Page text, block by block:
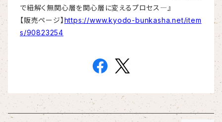
で紐解く無関心層を関心層に変えるプロセス―』
【販売ページ】 https://www.kyodo-bunkasha.net/item
s/90823254